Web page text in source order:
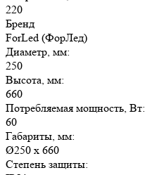
220
Бренд
ForLed (ФорЛед)
Диаметр, мм:
250
Высота, мм:
660
Потребляемая мощность, Вт:
60
Габариты, мм:
Ø250 х 660
Степень защиты: